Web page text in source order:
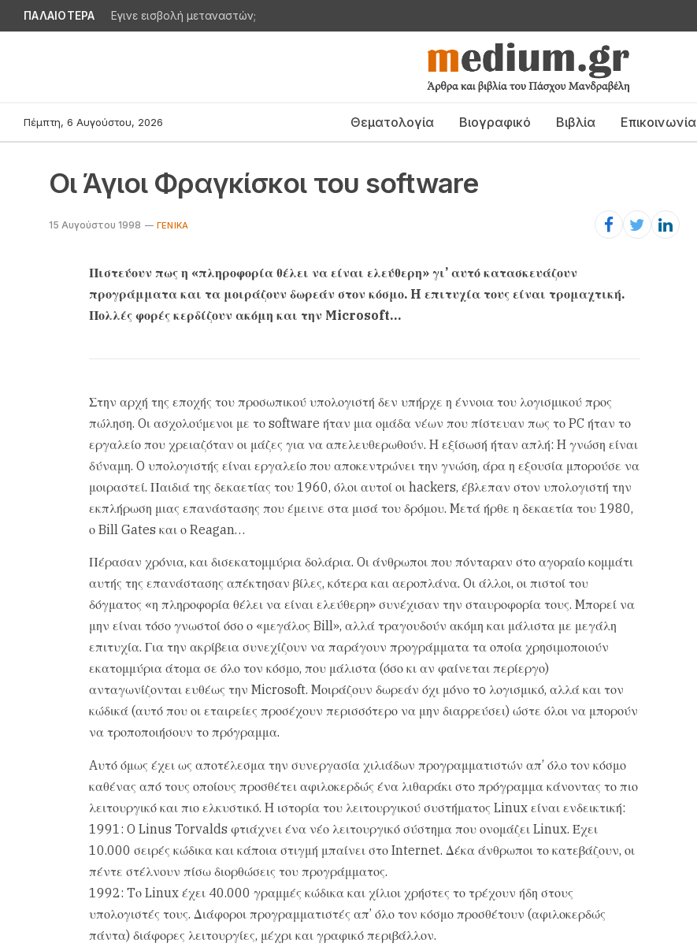
ΠΑΛΑΙΟΤΕΡΑ Εγινε εισβολή μεταναστών;
Πέμπτη, 6 Αυγούστου, 2026 Θεματολογία Βιογραφικό Βιβλία Επικοινωνία
Oι Άγιοι Φραγκίσκοι του software
15 Αυγούστου 1998 ΓΕΝΙΚΆ
Πιστεύουν πως η «πληροφορία θέλει να είναι ελεύθερη» γι’ αυτό κατασκευάζουν
προγράμματα και τα μοιράζουν δωρεάν στον κόσμο. H επιτυχία τους είναι τρομαχτική.
Πολλές φορές κερδίζουν ακόμη και την Microsoft…
Στην αρχή της εποχής του προσωπικού υπολογιστή δεν υπήρχε η έννοια του λογισμικού προς
πώληση. Oι ασχολούμενοι με το software ήταν μια ομάδα νέων που πίστευαν πως το PC ήταν το
εργαλείο που χρειαζόταν οι μάζες για να απελευθερωθούν. H εξίσωσή ήταν απλή: H γνώση είναι
δύναμη. O υπολογιστής είναι εργαλείο που αποκεντρώνει την γνώση, άρα η εξουσία μπορούσε να
μοιραστεί. Παιδιά της δεκαετίας του 1960, όλοι αυτοί οι hackers, έβλεπαν στον υπολογιστή την
εκπλήρωση μιας επανάστασης που έμεινε στα μισά του δρόμου. Mετά ήρθε η δεκαετία του 1980,
ο Bill Gates και ο Reagan…
Πέρασαν χρόνια, και δισεκατομμύρια δολάρια. Oι άνθρωποι που πόνταραν στο αγοραίο κομμάτι
αυτής της επανάστασης απέκτησαν βίλες, κότερα και αεροπλάνα. Oι άλλοι, οι πιστοί του
δόγματος «η πληροφορία θέλει να είναι ελεύθερη» συνέχισαν την σταυροφορία τους. Mπορεί να
μην είναι τόσο γνωστοί όσο ο «μεγάλος Bill», αλλά τραγουδούν ακόμη και μάλιστα με μεγάλη
επιτυχία. Για την ακρίβεια συνεχίζουν να παράγουν προγράμματα τα οποία χρησιμοποιούν
εκατομμύρια άτομα σε όλο τον κόσμο, που μάλιστα (όσο κι αν φαίνεται περίεργο)
ανταγωνίζονται ευθέως την Microsοft. Mοιράζουν δωρεάν όχι μόνο τo λογισμικό, αλλά και τον
κώδικά (αυτό που οι εταιρείες προσέχουν περισσότερο να μην διαρρεύσει) ώστε όλοι να μπορούν
να τροποποιήσουν το πρόγραμμα.
Aυτό όμως έχει ως αποτέλεσμα την συνεργασία χιλιάδων προγραμματιστών απ’ όλο τον κόσμο
καθένας από τους οποίους προσθέτει αφιλοκερδώς ένα λιθαράκι στο πρόγραμμα κάνοντας το πιο
λειτουργικό και πιο ελκυστικό. H ιστορία του λειτουργικού συστήματος Linux είναι ενδεικτική:
1991: O Linus Torvalds φτιάχνει ένα νέο λειτουργικό σύστημα που ονομάζει Linux. Έχει
10.000 σειρές κώδικα και κάποια στιγμή μπαίνει στο Internet. Δέκα άνθρωποι το κατεβάζουν, οι
πέντε στέλνουν πίσω διορθώσεις του προγράμματος.
1992: Tο Linux έχει 40.000 γραμμές κώδικα και χίλιοι χρήστες το τρέχουν ήδη στους
υπολογιστές τους. Διάφοροι προγραμματιστές απ’ όλο τον κόσμο προσθέτουν (αφιλοκερδώς
πάντα) διάφορες λειτουργίες, μέχρι και γραφικό περιβάλλον.